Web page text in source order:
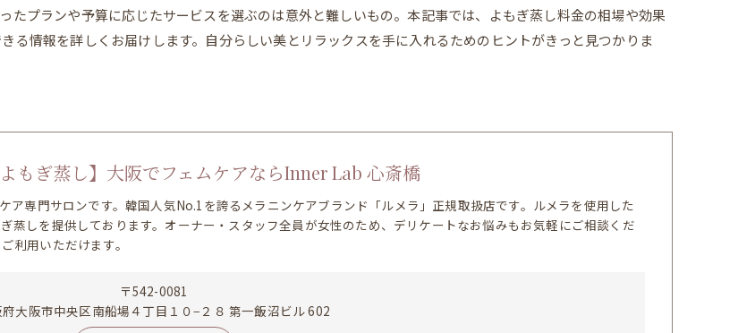
たプランや予算に応じたサービスを選ぶのは意外と難しいもの。本記事では、よもぎ蒸し料金の相場や効果
る情報を詳しくお届けします。自分らしい美とリラックスを手に入れるためのヒントがきっと見つかりま
もぎ蒸し】大阪でフェムケアならInner Lab 心斎橋
ア専門サロンです。韓国人気No.1を誇るメラニンケアブランド「ルメラ」正規取扱店です。ルメラを使用した
蒸しを提供しております。オーナー・スタッフ全員が女性のため、デリケートなお悩みもお気軽にご相談くだ
利用いただけます。
〒542-0081
府大阪市中央区南船場４丁目１０−２８ 第一飯沼ビル 602